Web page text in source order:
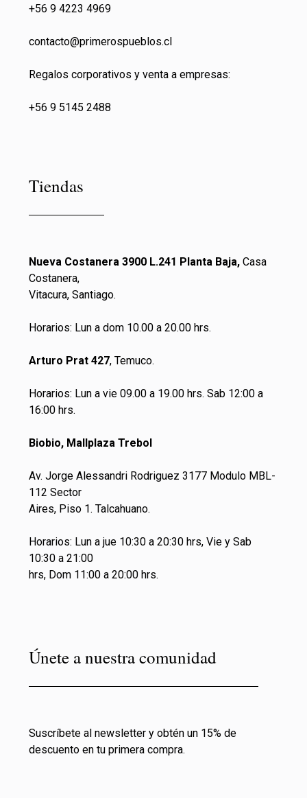
+56 9 4223 4969
contacto@primerospueblos.cl
Regalos corporativos y venta a empresas:
+56 9 5145 2488
Tiendas
Nueva Costanera 3900 L.241 Planta Baja, Casa
Costanera,
Vitacura, Santiago.
Horarios: Lun a dom 10.00 a 20.00 hrs.
Arturo Prat 427, Temuco.
Horarios: Lun a vie 09.00 a 19.00 hrs. Sab 12:00 a
16:00 hrs.
Biobio, Mallplaza Trebol
Av. Jorge Alessandri Rodriguez 3177 Modulo MBL-
112 Sector
Aires, Piso 1. Talcahuano.
Horarios: Lun a jue 10:30 a 20:30 hrs, Vie y Sab
10:30 a 21:00
hrs, Dom 11:00 a 20:00 hrs.
Únete a nuestra comunidad
Suscríbete al newsletter y obtén un 15% de
descuento en tu primera compra.